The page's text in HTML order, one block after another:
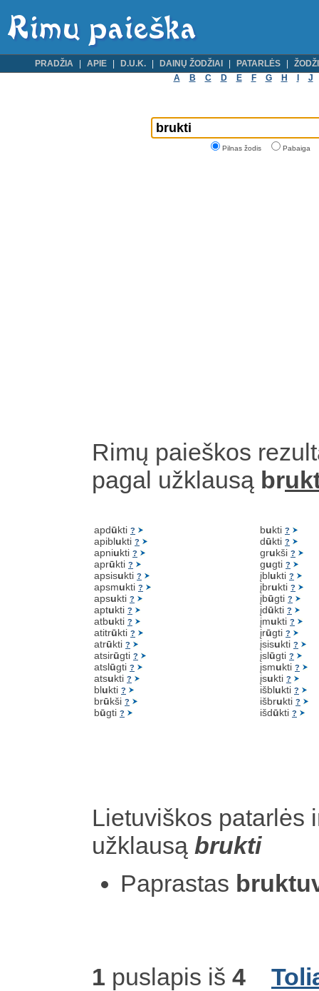
PRADŽIA APIE D.U.K. DAINŲ ŽODŽIAI PATARLĖS
A
B C D E F G H J
Pilnas žodis Pabaiga
Rimų paieškos
pagal užklausą br
apdūkti ?
apiblukti ?
apniukti ?
aprūkti ?
apsisukti ?
apsmukti ?
apsukti ?
aptukti ?
atbukti ?
atitrūkti ?
atrūkti ?
atsirūgti ?
atslūgti ?
atsukti ?
blukti ?
brūkši ?
būgti ?
bukti ?
dūkti ?
grukši ?
gugti ?
įblukti ?
įbrukti ?
įbūgti ?
įdūkti ?
įmukti ?
įrūgti ?
įsisukti ?
įslūgti ?
įsmukti ?
įsukti ?
išblukti ?
išbrukti ?
išdūkti ?
Lietuviškos patarlės
užklausą brukti
Paprastas
1 puslapis iš 4